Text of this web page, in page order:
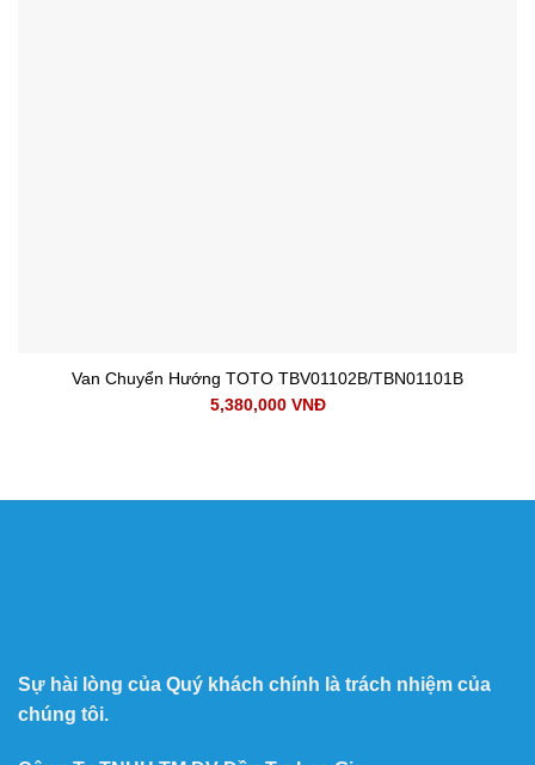
Van Chuyển Hướng TOTO TBV01102B/TBN01101B
5,380,000 VNĐ
Sự hài lòng của Quý khách chính là trách nhiệm của
chúng tôi.